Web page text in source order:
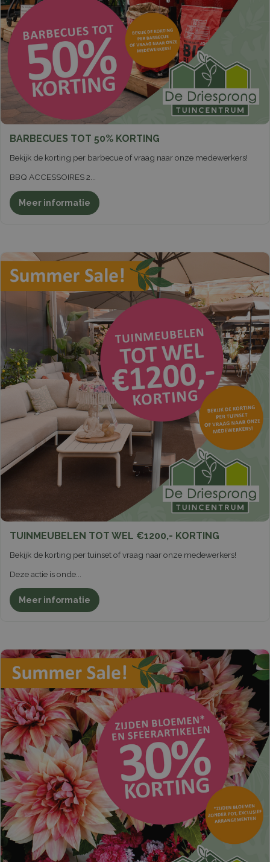
BARBECUES TOT 50% KORTING
Bekijk de korting per barbecue of vraag naar onze medewerkers!
BBQ ACCESSOIRES 2
Meer informatie
TUINMEUBELEN TOT WEL €1200,- KORTING
Bekijk de korting per tuinset of vraag naar onze medewerkers!
Deze actie is onde
Meer informatie